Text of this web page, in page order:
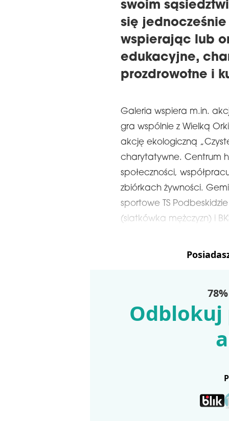
swoim
się
wspierając lub
edukacyjne,
prozdrowotne i
Galeria wspiera m.in.
gra wspólnie z Wielką
akcję ekologiczną
charytatywne. Centrum
społeczności,
zbiórkach żywności.
sportowe TS Podbeskidzie
(siatkówka mężczyzn) i
Odblokuj